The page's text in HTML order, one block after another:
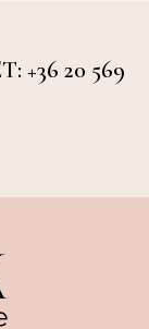
+36 20 569